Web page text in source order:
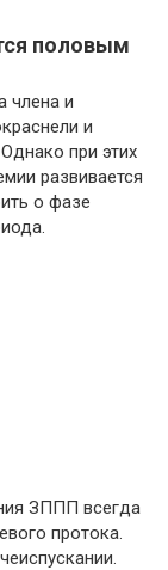
половым
члена и
и
при этих
развивается
о фазе
ЗППП всегда
протока.